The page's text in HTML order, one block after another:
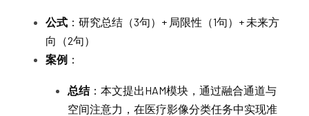
公式 ：研究总结（3句）+ 局限性（1句）+ 未来方
向（2句）
案例 ：
总结：本文提出HAM模块，通过融合通道与
空间注意力，在医疗影像分类任务中实现准